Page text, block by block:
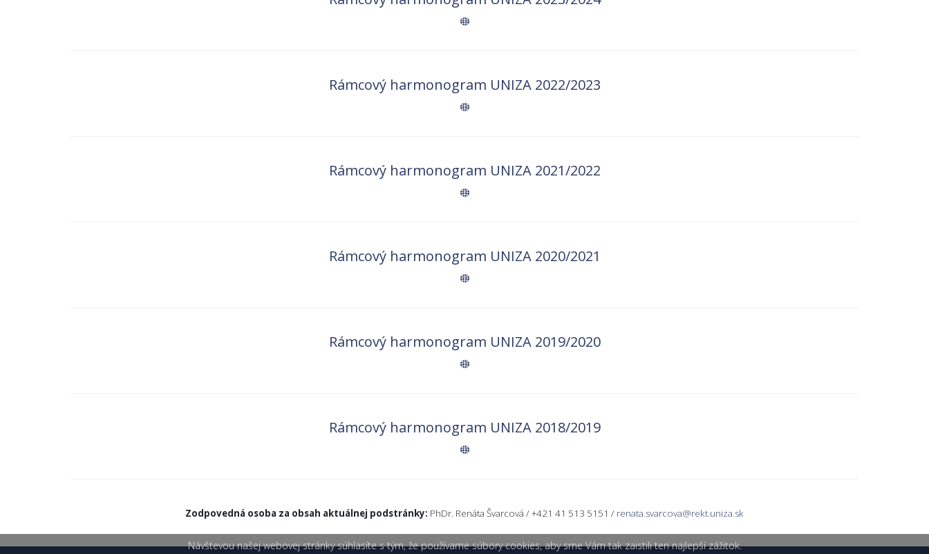
Rámcový harmonogram UNIZA 2022/2023
Rámcový harmonogram UNIZA 2021/2022
Rámcový harmonogram UNIZA 2020/2021
Rámcový harmonogram UNIZA 2019/2020
Rámcový harmonogram UNIZA 2018/2019
Zodpovedná osoba za obsah aktuálnej podstránky: PhDr. Renáta Švarcová / +421 41 513 5151 / renata.svarcova@rekt.uniza.sk
Návštevou našej webovej stránky súhlasíte s tým, že používame súbory cookies, aby sme Vám tak zaistili ten najlepší zážitok.